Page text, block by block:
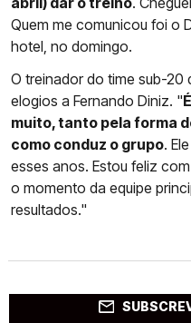
Quem me comunicou foi o
hotel, no domingo.
O treinador do time sub-20
elogios a Fernando Diniz. "
muito, tanto pela forma
como conduz o grupo.
esses anos. Estou feliz
o momento da equipe
resultados."